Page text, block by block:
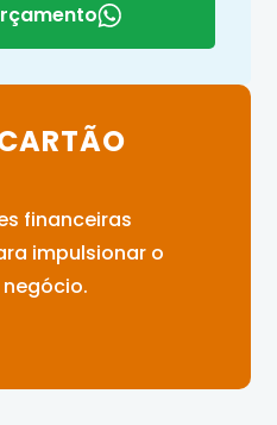
financeiras
impulsionar o